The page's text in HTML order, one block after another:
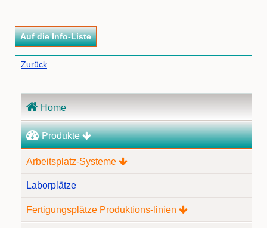
Zurück
überspringen
Home
Produkte
Arbeitsplatz-Systeme
Laborplätze
Fertigungsplätze Produktions-linien